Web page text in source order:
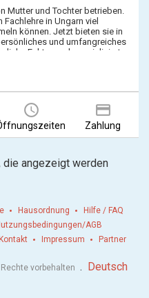
Mutter und Tochter betrieben.
in Ungarn viel
können. Jetzt bieten sie in
und umfangreiches
Faktor und spezialisiert
ist sie für tolle, gepflegte
Können, moderner Technik
der Firma "GIGI",
Diamant-Microdermabrasion
gebracht - und das bei
hingegen verjüngt die
wird bei Mutter und
am ganz Körper und dank
Erlebnis garantiert,
des Tages liefert.
query_builder payment
Zahlung
die angezeigt werden
Hausordnung
Hilfe / FAQ
AGB
Kontakt Impressum Partner
vorbehalten . Deutsch